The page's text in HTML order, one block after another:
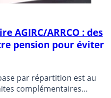
AGIRC/ARRCO : des
pension pour éviter
par répartition est au
complémentaires